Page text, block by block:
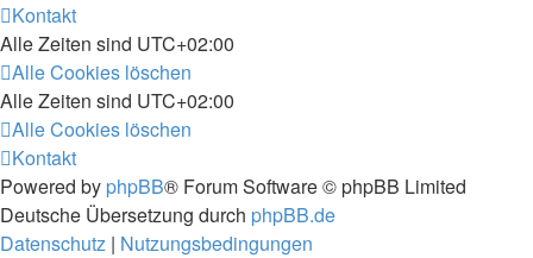
Kontakt
Alle Zeiten sind UTC+02:00
Alle Cookies löschen
Alle Zeiten sind UTC+02:00
Alle Cookies löschen
Kontakt
Powered by phpBB® Forum Software © phpBB Limited
Deutsche Übersetzung durch phpBB.de
Datenschutz | Nutzungsbedingungen